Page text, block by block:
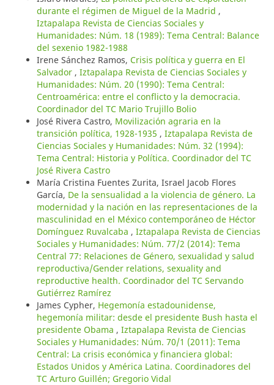
durante el régimen de Miguel de la Madrid ,
Iztapalapa Revista de Ciencias Sociales y
Humanidades: Núm. 18 (1989): Tema Central: Balance
del sexenio 1982-1988
Irene Sánchez Ramos, Crisis política y guerra en El
Salvador , Iztapalapa Revista de Ciencias Sociales y
Humanidades: Núm. 20 (1990): Tema Central:
Centroamérica: entre el conflicto y la democracia.
Coordinador del TC Mario Trujillo Bolio
José Rivera Castro, Movilización agraria en la
transición política, 1928-1935 , Iztapalapa Revista de
Ciencias Sociales y Humanidades: Núm. 32 (1994):
Tema Central: Historia y Política. Coordinador del TC
José Rivera Castro
María Cristina Fuentes Zurita, Israel Jacob Flores
García, De la sensualidad a la violencia de género. La
modernidad y la nación en las representaciones de la
masculinidad en el México contemporáneo de Héctor
Domínguez Ruvalcaba , Iztapalapa Revista de Ciencias
Sociales y Humanidades: Núm. 77/2 (2014): Tema
Central 77: Relaciones de Género, sexualidad y salud
reproductiva/Gender relations, sexuality and
reproductive health. Coordinador del TC Servando
Gutiérrez Ramírez
James Cypher, Hegemonía estadounidense,
hegemonía militar: desde el presidente Bush hasta el
presidente Obama , Iztapalapa Revista de Ciencias
Sociales y Humanidades: Núm. 70/1 (2011): Tema
Central: La crisis económica y financiera global:
Estados Unidos y América Latina. Coordinadores del
TC Arturo Guillén; Gregorio Vidal